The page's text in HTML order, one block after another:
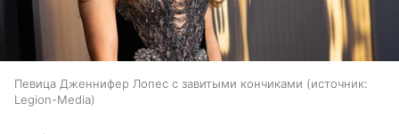
Певица Дженнифер Лопес с завитыми кончиками
источник:
Legion-Media